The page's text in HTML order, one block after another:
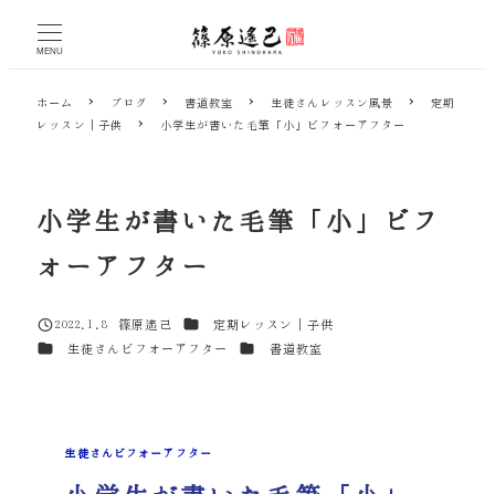
MENU
ホーム ブログ 書道教室 生徒さんレッスン風景
定期
レッスン｜子供
小学生が書いた毛筆「小」ビフォーアフター
小学生が書いた毛筆「小」ビフ
ォーアフター
投稿日
2022.1.8
篠原遙己 カテゴリー
定期レッスン｜子供
カテゴリー生徒さんビフォーアフター カテゴリー
書道教室
生徒さんビフォーアフター